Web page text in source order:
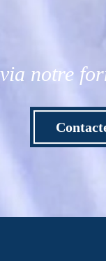
notre